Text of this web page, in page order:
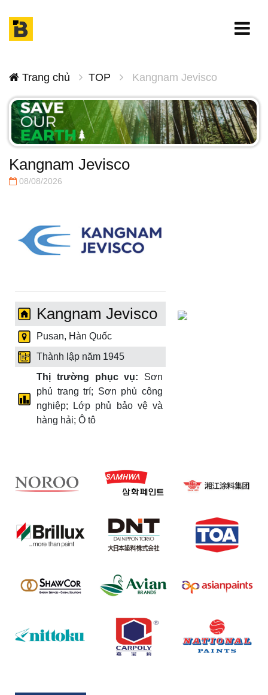
Trang chủ TOP Kangnam Jevisco
Kangnam Jevisco
08/08/2026
Kangnam Jevisco
Pusan, Hàn Quốc
Thành lập năm 1945
Thị trường phục vụ: Sơn
phủ trang trí; Sơn phủ công
nghiệp; Lớp phủ bảo vệ và
hàng hải; Ô tô